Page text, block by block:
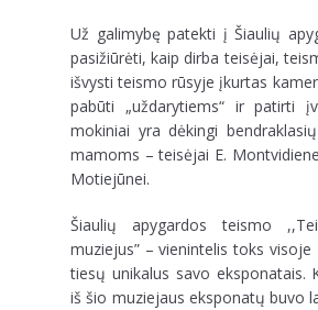
Už galimybę patekti į Šiaulių
pasižiūrėti, kaip dirba teisėjai,
išvysti teismo rūsyje įkurtas
pabūti „uždarytiems“ ir patirti
mokiniai yra dėkingi
mamoms – teisėjai E.
Motiejūnei.
Šiaulių apygardos teismo
muziejus” – vienintelis toks visoje
tiesų unikalus savo eksponatais.
iš šio muziejaus eksponatų buvo